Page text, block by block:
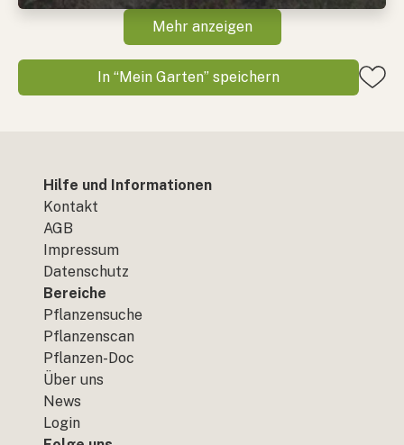
Mehr anzeigen
In “Mein Garten” speichern
Hilfe und Informationen
Kontakt
AGB
Impressum
Datenschutz
Bereiche
Pflanzensuche
Pflanzenscan
Pflanzen-Doc
Über uns
News
Login